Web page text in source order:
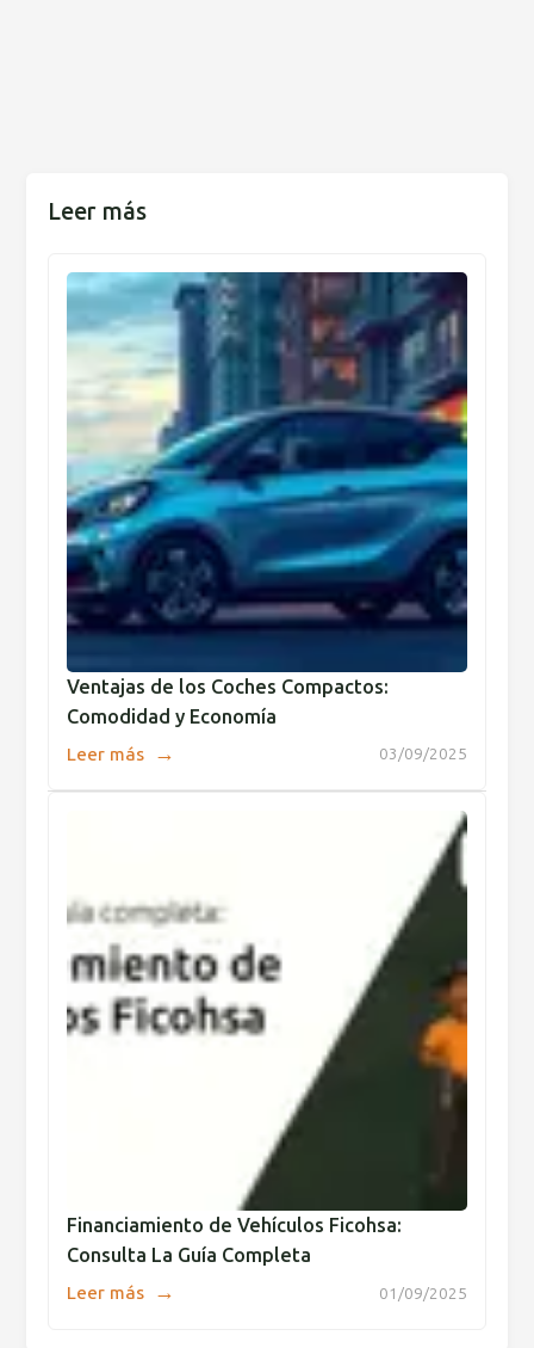
Leer más
Ventajas de los Coches Compactos:
Comodidad y Economía
03/09/2025
Leer más →
Financiamiento de Vehículos Ficohsa:
Consulta La Guía Completa
01/09/2025
Leer más →